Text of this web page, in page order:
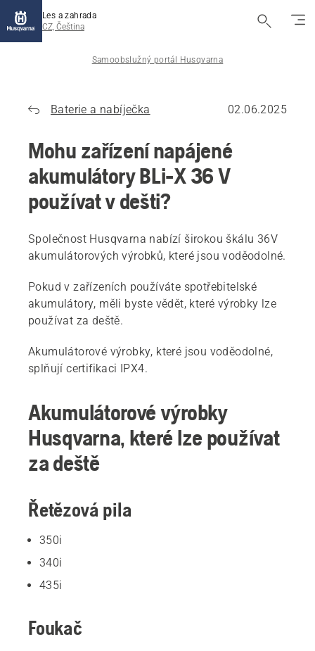
Les a zahrada
CZ, Čeština
Samoobslužný portál Husqvarna
Baterie a nabíječka 02.06.2025
Mohu zařízení napájené
akumulátory BLi-X 36 V
používat v dešti?
Společnost Husqvarna nabízí širokou škálu 36V
akumulátorových výrobků, které jsou voděodolné.
Pokud v zařízeních používáte spotřebitelské
akumulátory, měli byste vědět, které výrobky lze
používat za deště.
Akumulátorové výrobky, které jsou voděodolné,
splňují certifikaci IPX4.
Akumulátorové výrobky
Husqvarna, které lze používat
za deště
Řetězová pila
350i
340i
435i
Foukač